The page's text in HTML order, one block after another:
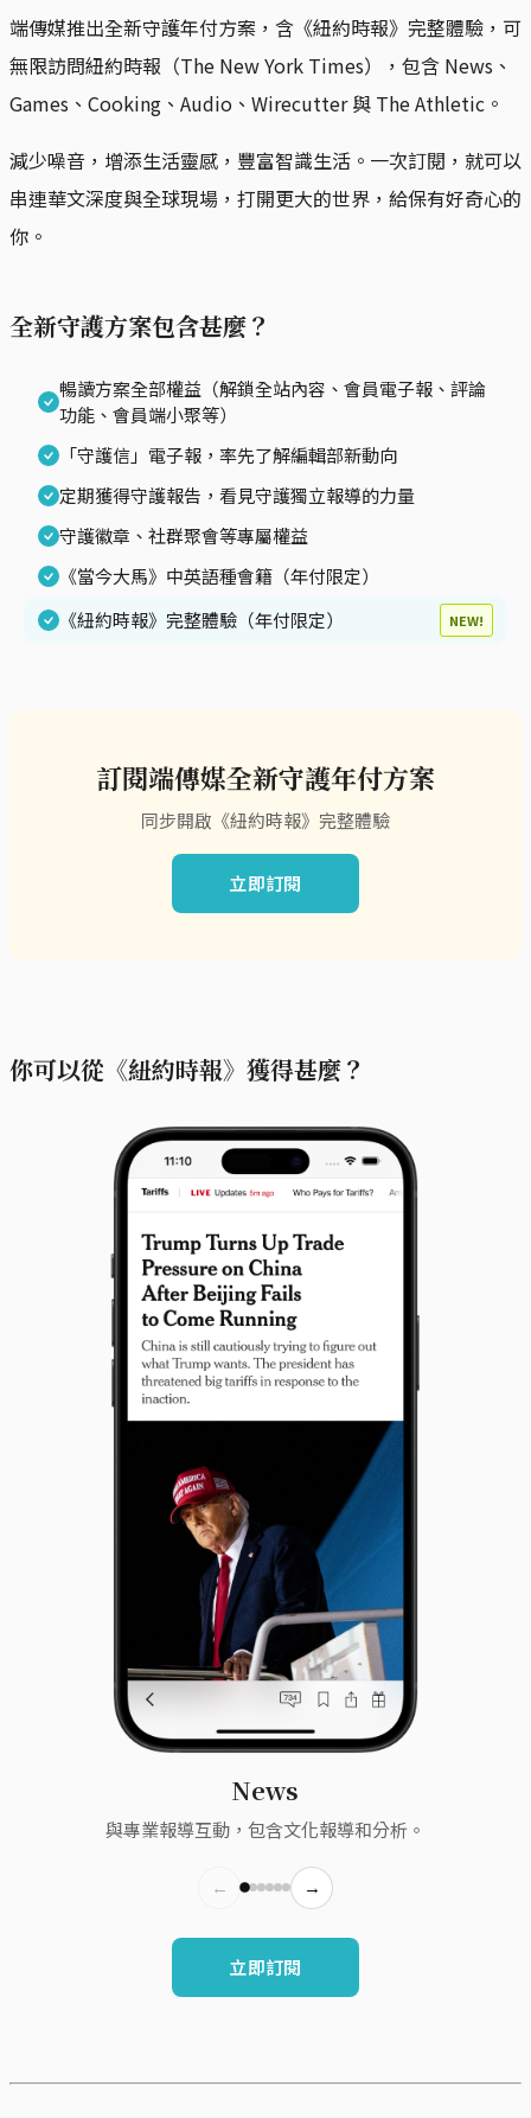
端傳媒推出全新守護年付方案，含《紐約時報》完整體驗，可
無限訪問紐約時報（The New York Times），包含 News、
Games、Cooking、Audio、Wirecutter 與 The Athletic。
減少噪音，增添生活靈感，豐富智識生活。一次訂閱，就可以
串連華文深度與全球現場，打開更大的世界，給保有好奇心的
你。
全新守護方案包含甚麼？
暢讀方案全部權益（解鎖全站內容、會員電子報、評論
功能、會員端小聚等）
「守護信」電子報，率先了解編輯部新動向
定期獲得守護報告，看見守護獨立報導的力量
守護徽章、社群聚會等專屬權益
《當今大馬》中英語種會籍（年付限定）
《紐約時報》完整體驗（年付限定）
NEW!
訂閱端傳媒全新守護年付方案
同步開啟《紐約時報》完整體驗
立即訂閱
你可以從《紐約時報》獲得甚麼？
News
與專業報導互動，包含文化報導和分析。
← →
立即訂閱